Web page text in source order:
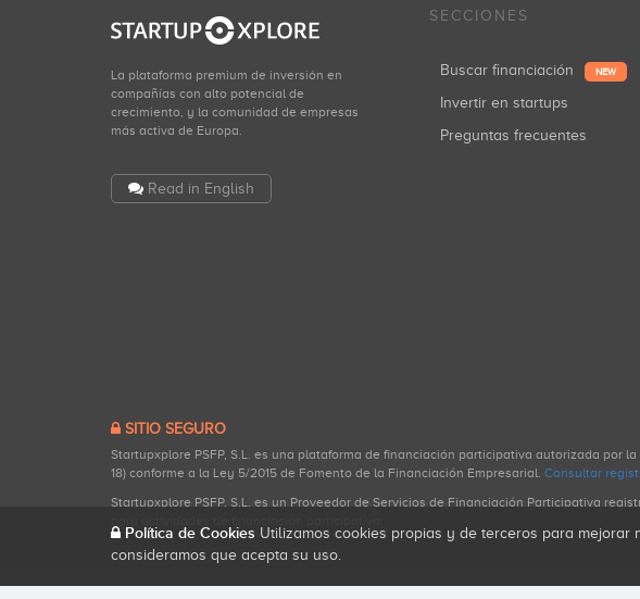
La plataforma premium de inversión en
compañías con alto potencial de
crecimiento, y la comunidad de empresas
más activa de Europa.
Read in English
SECCIONES
Buscar financiación NEW
Invertir en startups
Preguntas frecuentes
SITIO SEGURO
Startupxplore PSFP, S.L. es una plataforma de financiación participativa autorizada por la
18) conforme a la Ley 5/2015 de Fomento de la Financiación Empresarial. Consultar
Startupxplore PSFP, S.L. es un Proveedor de Servicios de Financiación Participativa
Política de Cookies Utilizamos cookies propias y de terceros para
consideramos que acepta su uso.